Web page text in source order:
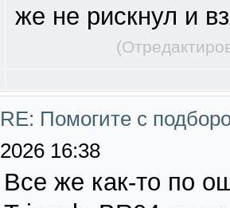
же не рискнул и
RE: Помогите с
2026 16:38
Все же как-то по